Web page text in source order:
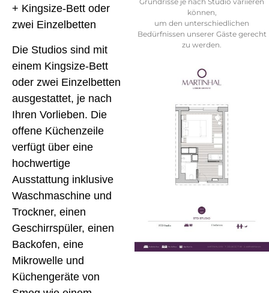
+ Kingsize-Bett oder
zwei Einzelbetten
Die Studios sind mit
einem Kingsize-Bett
oder zwei Einzelbetten
ausgestattet, je nach
Ihren Vorlieben. Die
offene Küchenzeile
verfügt über eine
hochwertige
Ausstattung inklusive
Waschmaschine und
Trockner, einen
Geschirrspüler, einen
Backofen, eine
Mikrowelle und
Küchengeräte von
können,
um den unterschiedlichen
Bedürfnissen unserer Gäste gerecht
zu werden.